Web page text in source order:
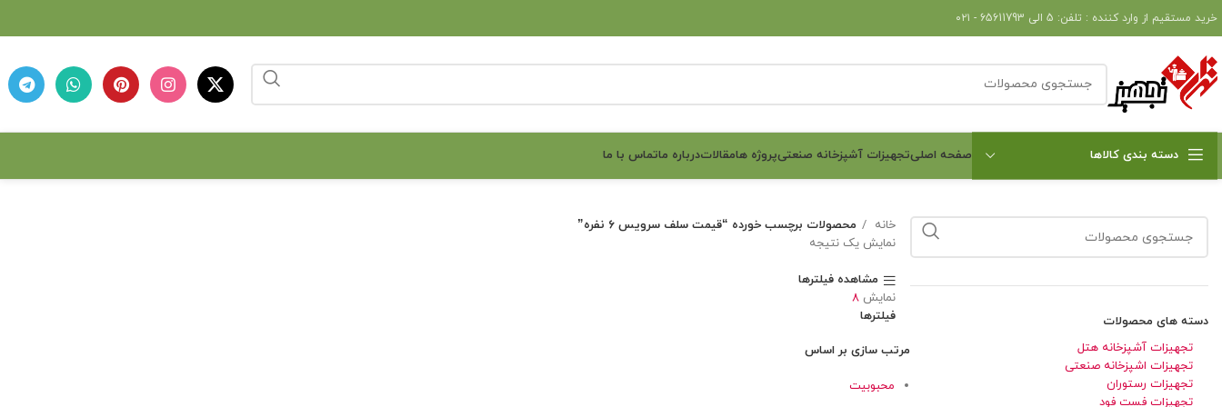
خرید مستقیم از وارد کننده : تلفن: 5 الی 65611793 - ۰۲۱
دسته بندی کالاها صفحه اصلیتجهیزات آشپزخانه صنعتیپروژه هامقالاتدرباره ماتماس با ما
دسته های محصولات
تجهیزات آشپزخانه هتل
تجهیزات اشپزخانه صنعتی
تجهیزات رستوران
تجهیزات فست فود
خانه
محصولات برچسب خورده “قیمت سلف سرویس ۶ نفره”
نمایش یک نتیجه
مشاهده فیلترها
نمایش8
فیلترها
مرتب سازی بر اساس
محبوبیت